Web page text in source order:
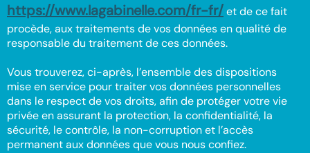
https://www.lagabinelle.com/fr-fr/et de ce fait
procède, aux traitements de vos données en qualité de
responsable du traitement de ces données.
Vous trouverez, ci-après, l’ensemble des dispositions
mise en service pour traiter vos données personnelles
dans le respect de vos droits, afin de protéger votre vie
privée en assurant la protection, la confidentialité, la
sécurité, le contrôle, la non-corruption et l’accès
permanent aux données que vous nous confiez.